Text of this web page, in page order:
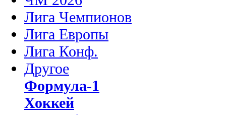
Лига Чемпионов
Лига Европы
Лига Конф.
Другое
Формула-1
Хоккей